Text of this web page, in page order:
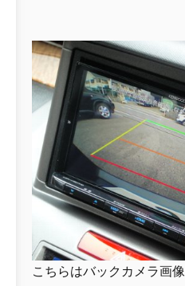
こちらはバックカメラ画像